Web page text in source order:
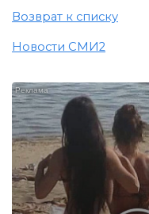
Возврат к списку
Новости СМИ2